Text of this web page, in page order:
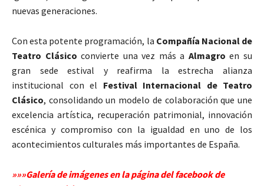
nuevas generaciones.
Con esta potente programación, la Compañía Nacional de
Teatro Clásico convierte una vez más a Almagro en su
gran sede estival y reafirma la estrecha alianza
institucional con el Festival Internacional de Teatro
Clásico, consolidando un modelo de colaboración que une
excelencia artística, recuperación patrimonial, innovación
escénica y compromiso con la igualdad en uno de los
acontecimientos culturales más importantes de España.
»»»Galería de imágenes en la página del facebook de